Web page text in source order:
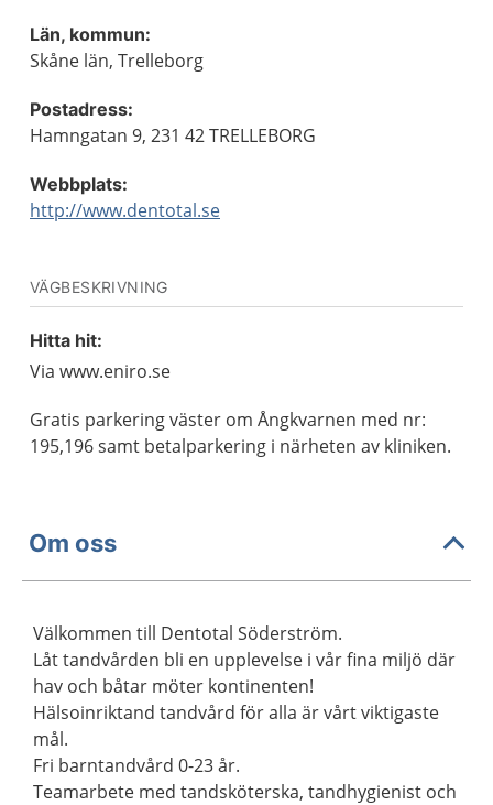
Län, kommun:
Skåne län, Trelleborg
Postadress:
Hamngatan 9, 231 42 TRELLEBORG
Webbplats:
http://www.dentotal.se
VÄGBESKRIVNING
Hitta hit:
Via www.eniro.se
Gratis parkering väster om Ångkvarnen med nr:
195,196 samt betalparkering i närheten av kliniken.
Om oss
Välkommen till Dentotal Söderström.
Låt tandvården bli en upplevelse i vår fina miljö där
hav och båtar möter kontinenten!
Hälsoinriktand tandvård för alla är vårt viktigaste
mål.
Fri barntandvård 0-23 år.
Teamarbete med tandsköterska, tandhygienist och